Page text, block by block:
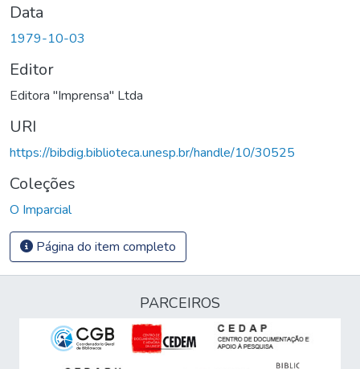
Data
1979-10-03
Editor
Editora "Imprensa" Ltda
URI
https://bibdig.biblioteca.unesp.br/handle/10/30525
Coleções
O Imparcial
Página do item completo
PARCEIROS